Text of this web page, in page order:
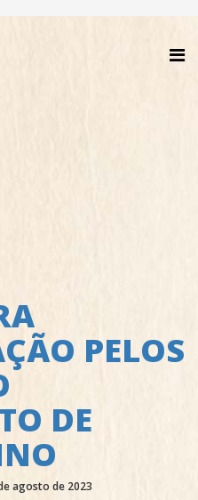
PELOS
DE
agosto de 2023